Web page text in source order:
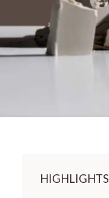
HIGHLIGHTS